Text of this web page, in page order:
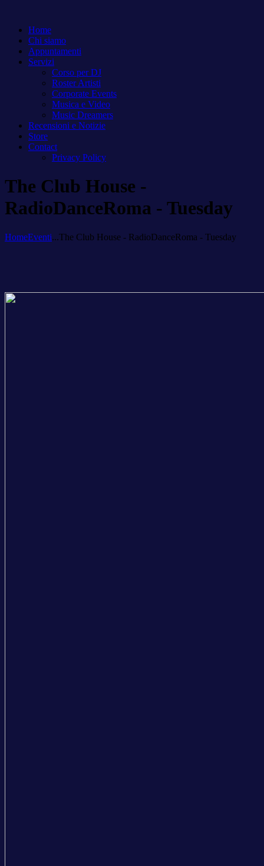
Home
Chi siamo
Appuntamenti
Servizi
Corso per DJ
Roster Artisti
Corporate Events
Musica e Video
Music Dreamers
Recensioni e Notizie
Store
Contact
Privacy Policy
The Club House -
RadioDanceRoma - Tuesday
HomeEventi...The Club House - RadioDanceRoma - Tuesday